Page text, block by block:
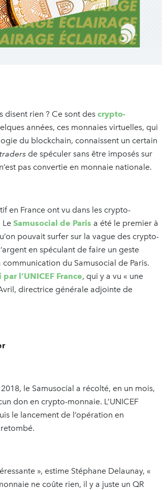
disent rien ? Ce sont des crypto-
années, ces monnaies virtuelles, qui
du blockchain, connaissent un certain
de spéculer sans être imposés sur
pas convertie en monnaie nationale.
en France ont vu dans les crypto-
Le Samusocial de Paris a été le premier à
pouvait surfer sur la vague des crypto-
en spéculant de faire un geste
du Samusocial de Paris.
l’UNICEF France, qui y a vu « une
directrice générale adjointe de
le Samusocial a récolté, en un mois,
don en crypto-monnaie. L’UNICEF
le lancement de l’opération en
», estime Stéphane Delaunay, «
ne coûte rien, il y a juste un QR